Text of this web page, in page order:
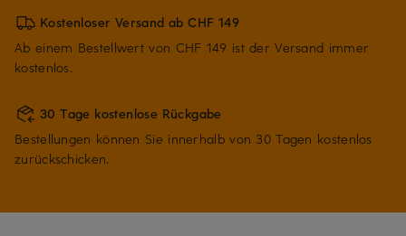
Kostenloser Versand ab CHF 149
Ab einem Bestellwert von CHF 149 ist der Versand immer
kostenlos.
30 Tage kostenlose Rückgabe
Bestellungen können Sie innerhalb von 30 Tagen kostenlos
zurückschicken.